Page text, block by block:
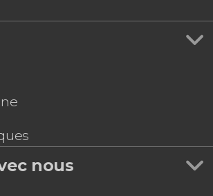
Milan avec un personal shopper
à toit ouvert
nous